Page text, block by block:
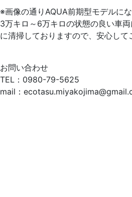
※画像の通りAQUA前期型モデルに
3万キロ～6万キロの状態の良い車
に清掃しておりますので、安心して
お問い合わせ
TEL：0980-79-5625
mail：